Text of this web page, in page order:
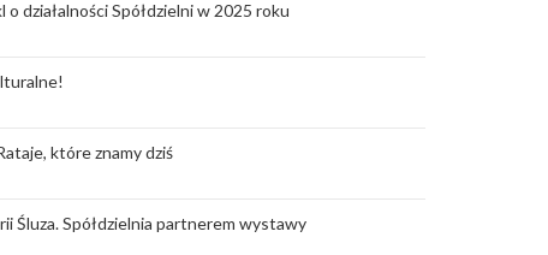
o działalności Spółdzielni w 2025 roku
które znamy dziś
Śluza. Spółdzielnia partnerem wystawy